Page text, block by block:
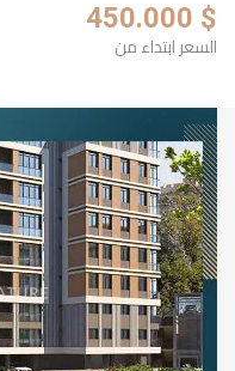
$ 450.000
السعر ابتداء من